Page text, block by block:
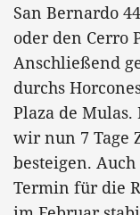
San Bernardo
oder den Cerro
Anschließend
durchs
Plaza de
wir nun 7 Tage
besteigen.
Termin für die